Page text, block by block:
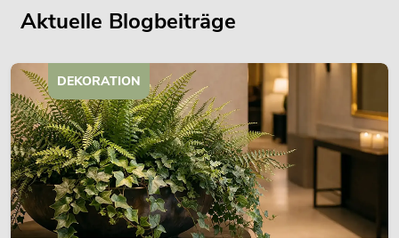
Aktuelle Blogbeiträge
DEKORATION